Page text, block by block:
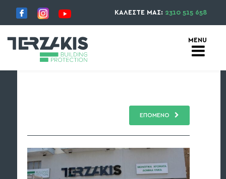
ΚΑΛΕΣΤΕ ΜΑΣ: 2310 515 658
ΕΠΟΜΕΝΟ